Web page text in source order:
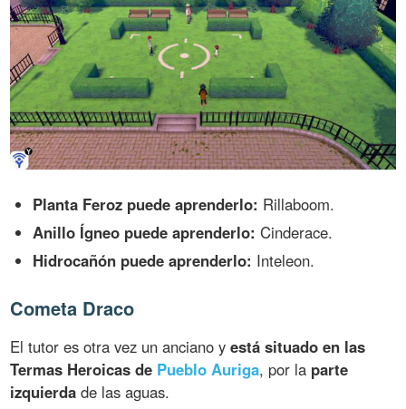
Planta Feroz puede aprenderlo: Rillaboom.
Anillo Ígneo puede aprenderlo: Cinderace.
Hidrocañón puede aprenderlo: Inteleon.
Cometa Draco
El tutor es otra vez un anciano yestá situado en las
Termas Heroicas de Pueblo Auriga, por la parte
izquierda de las aguas.